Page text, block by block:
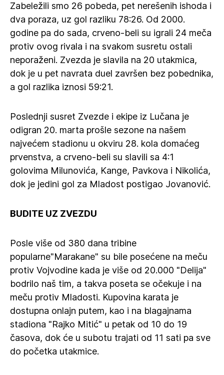
Zabeležili smo 26 pobeda, pet nerešenih ishoda i
dva poraza, uz gol razliku 78:26. Od 2000.
godine pa do sada, crveno-beli su igrali 24 meča
protiv ovog rivala i na svakom susretu ostali
neporaženi. Zvezda je slavila na 20 utakmica,
dok je u pet navrata duel završen bez pobednika,
a gol razlika iznosi 59:21.
Poslednji susret Zvezde i ekipe iz Lučana je
odigran 20. marta prošle sezone na našem
najvećem stadionu u okviru 28. kola domaćeg
prvenstva, a crveno-beli su slavili sa 4:1
golovima Milunovića, Kange, Pavkova i Nikolića,
dok je jedini gol za Mladost postigao Jovanović.
BUDITE UZ ZVEZDU
Posle više od 380 dana tribine
popularne"Marakane" su bile posećene na meču
protiv Vojvodine kada je više od 20.000 "Delija"
bodrilo naš tim, a takva poseta se očekuje i na
meču protiv Mladosti. Kupovina karata je
dostupna onlajn putem, kao i na blagajnama
stadiona "Rajko Mitić" u petak od 10 do 19
časova, dok će u subotu trajati od 11 sati pa sve
do početka utakmice.